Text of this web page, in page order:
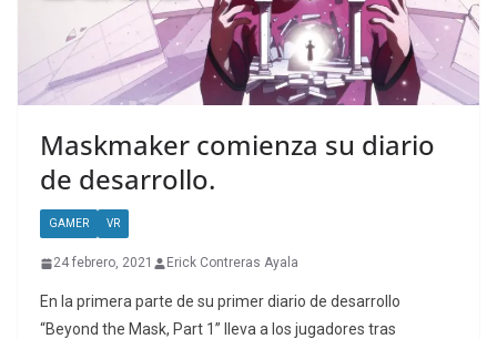
Maskmaker comienza su diario
de desarrollo.
GAMER VR
24 febrero, 2021 Erick Contreras Ayala
En la primera parte de su primer diario de desarrollo
“Beyond the Mask, Part 1” lleva a los jugadores tras